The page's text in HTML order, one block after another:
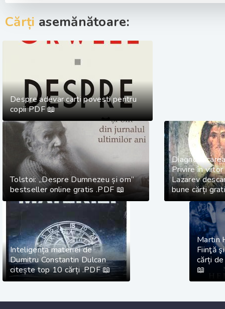
Cărți asemănătoare:
Despre adevar carti povesti pentru
copii PDF 📖
Tolstoi: „Despre Dumnezeu și om”
bestseller online gratis .PDF 📖
Privire în viitor
Lazarev
bune cărți
Inteligența materiei de
Dumitru Constantin Dulcan
citește top 10 cărți .PDF 📖
Martin
Fiinţă
cărți
📖